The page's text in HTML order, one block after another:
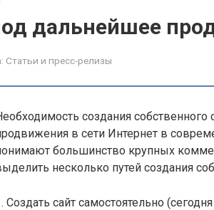
дальнейшее
Статьи и пресс-релизы
создания собственного
в сети Интернет в
большинство крупных
несколько путей создания
Создать сайт самостоятельно